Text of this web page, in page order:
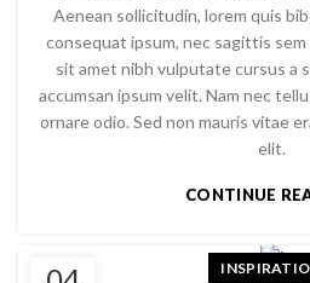
Aenean sollicitudin, lorem quis
consequat ipsum, nec sagittis
sit amet nibh vulputate cursus a
accumsan ipsum velit. Nam nec
ornare odio. Sed non mauris vitae
elit.
CONTINUE